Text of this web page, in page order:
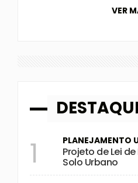
VER
1 PLANEJAMENTO
Projeto de Lei
Solo Urbano